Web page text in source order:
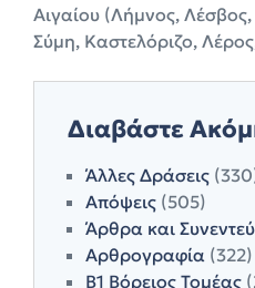
Αιγαίου (Λήμνος,
Σύμη, Καστελόριζο,
Διαβάστε
Άλλες Δράσεις
Απόψεις (505)
Άρθρα και
Αρθρογραφία (322)
Β1 Βόρειος Τομέας